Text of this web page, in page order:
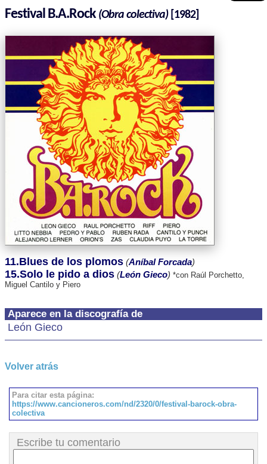
Festival B.A.Rock(Obra colectiva)[1982]
Aparece en la discografía de
León Gieco
11.Blues de los plomos (Aníbal Forcada)
15.Solo le pido a dios (León Gieco) *con Raúl Porchetto,
Miguel Cantilo y Piero
Volver atrás
Para citar esta página:
https://www.cancioneros.com/nd/2320/0/festival-barock-obra-
colectiva
Escribe tu comentario